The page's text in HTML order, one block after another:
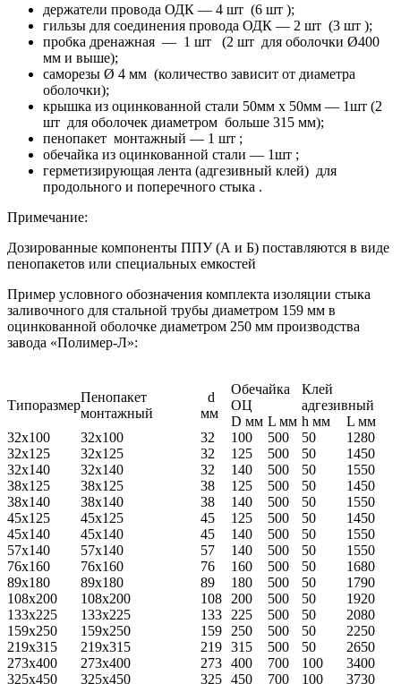
держатели провода ОДК — 4 шт (6 шт );
гильзы для соединения провода ОДК — 2 шт (3 шт );
пробка дренажная — 1 шт (2 шт для оболочки Ø400
мм и выше);
саморезы Ø 4 мм (количество зависит от диаметра
оболочки);
крышка из оцинкованной стали 50мм х 50мм — 1шт (2
шт для оболочек диаметром больше 315 мм);
пенопакет монтажный — 1 шт ;
обечайка из оцинкованной стали — 1шт ;
герметизирующая лента (адгезивный клей) для
продольного и поперечного стыка .
Примечание:
Дозированные компоненты ППУ (А и Б) поставляются в виде
пенопакетов или специальных емкостей
Пример условного обозначения комплекта изоляции стыка
заливочного для стальной трубы диаметром 159 мм в
оцинкованной оболочке диаметром 250 мм производства
завода «Полимер-Л»:
Типоразмер
Пенопакет
монтажный
d
мм
Обечайка
ОЦ
Клей
адгезивный
D мм L мм h мм
L мм
32х100
32х100 32 100 500 50
1280
32х125
32х125 32 125 500 50
1450
32х140
32х140 32 140 500 50
1550
38х125
38х125 38 125 500 50
1450
38х140
38х140 38 140 500 50
1550
45х125
45х125 45 125 500 50
1450
45х140
45х140 45 140 500 50
1550
57х140
57х140 57 140 500 50
1550
76х160
76х160 76 160 500 50
1680
89х180
89х180 89 180 500 50
1790
108х200
108х200 108 200 500 50
1920
133х225
133х225 133 225 500 50
2080
159х250
159х250 159 250 500 50
2250
219х315
219х315 219 315 500 50
2650
273х400
273х400 273 400 700 100
3400
325х450
325х450 325 450 700 100
3730